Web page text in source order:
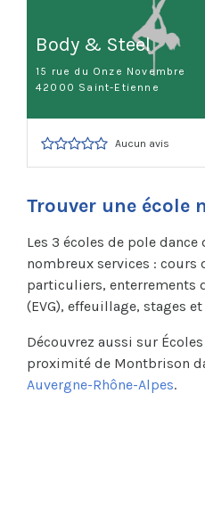
Body & Steel
15 rue du Onze Novembre
42000 Saint-Etienne
Aucun avis
Trouver une école
Les 3 écoles de pole dance
nombreux services : cours
particuliers, enterrements
(EVG), effeuillage, stages
Découvrez aussi sur
proximité de Montbrison
Auvergne-Rhône-Alpes.